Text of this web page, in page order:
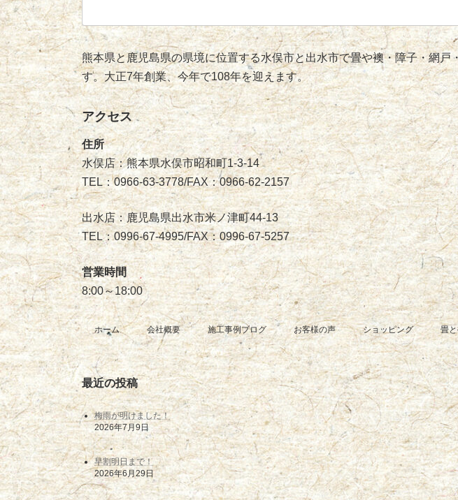
索:
熊本県と鹿児島県の県境に位置する水俣市と出水市で畳や襖・障子・網
す。大正7年創業、今年で108年を迎えます。
アクセス
住所
水俣店：熊本県水俣市昭和町1-3-14
TEL：0966-63-3778/FAX：0966-62-2157
出水店：鹿児島県出水市米ノ津町44-13
TEL：0996-67-4995/FAX：0996-67-5257
営業時間
8:00～18:00
ホーム 会社概要 施工事例ブログ お客様の声 ショッピング 畳
最近の投稿
梅雨が明けました！
2026年7月9日
早割明日まで！
2026年6月29日